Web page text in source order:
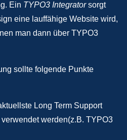
Ein TYPO3 Integratorsorgt
eine lauffähige Website wird,
man dann über TYPO3
sollte folgende Punkte
Long Term Support
werden(z.B. TYPO3